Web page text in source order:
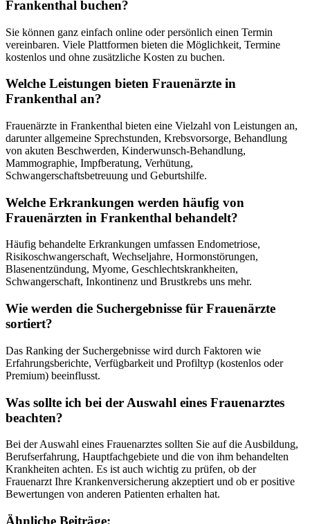
Frankenthal buchen?
Sie können ganz einfach online oder persönlich einen Termin
vereinbaren. Viele Plattformen bieten die Möglichkeit, Termine
kostenlos und ohne zusätzliche Kosten zu buchen.
Welche Leistungen bieten Frauenärzte in
Frankenthal an?
Frauenärzte in Frankenthal bieten eine Vielzahl von Leistungen an,
darunter allgemeine Sprechstunden, Krebsvorsorge, Behandlung
von akuten Beschwerden, Kinderwunsch-Behandlung,
Mammographie, Impfberatung, Verhütung,
Schwangerschaftsbetreuung und Geburtshilfe.
Welche Erkrankungen werden häufig von
Frauenärzten in Frankenthal behandelt?
Häufig behandelte Erkrankungen umfassen Endometriose,
Risikoschwangerschaft, Wechseljahre, Hormonstörungen,
Blasenentzündung, Myome, Geschlechtskrankheiten,
Schwangerschaft, Inkontinenz und Brustkrebs uns mehr.
Wie werden die Suchergebnisse für Frauenärzte
sortiert?
Das Ranking der Suchergebnisse wird durch Faktoren wie
Erfahrungsberichte, Verfügbarkeit und Profiltyp (kostenlos oder
Premium) beeinflusst.
Was sollte ich bei der Auswahl eines Frauenarztes
beachten?
Bei der Auswahl eines Frauenarztes sollten Sie auf die Ausbildung,
Berufserfahrung, Hauptfachgebiete und die von ihm behandelten
Krankheiten achten. Es ist auch wichtig zu prüfen, ob der
Frauenarzt Ihre Krankenversicherung akzeptiert und ob er positive
Bewertungen von anderen Patienten erhalten hat.
Ähnliche Beiträge: